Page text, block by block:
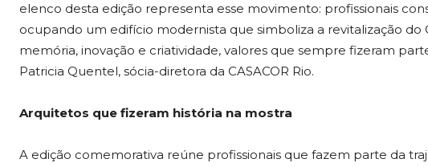
elenco desta edição representa esse movimento: profissionais
ocupando um edifício modernista que simboliza a revitalização
memória, inovação e criatividade, valores que sempre fizeram
Patricia Quentel, sócia-diretora da CASACOR Rio.
Arquitetos que fizeram história na mostra
A edição comemorativa reúne profissionais que fazem parte da